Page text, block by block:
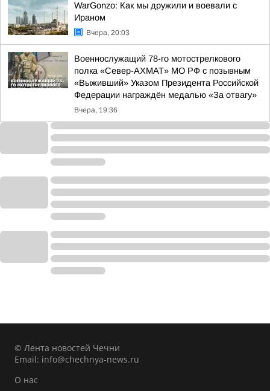
WarGonzo: Как мы дружили и воевали с
Ираном
Вчера, 20:03
Военнослужащий 78-го мотострелкового
полка «Север-АХМАТ» МО РФ с позывным
«Выживший» Указом Президента Российской
Федерации награждён медалью «За отвагу»
Вчера, 19:36
© Лента новостей Чечни
Email: info@chechnya-news.ru
О нас